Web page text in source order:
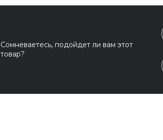
Сомневаетесь, подойдет ли вам этот
товар?